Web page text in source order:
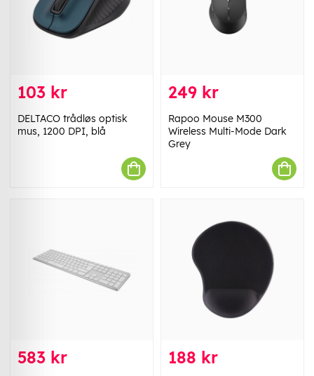
103 kr
DELTACO trådløs optisk
mus, 1200 DPI, blå
249 kr
Rapoo Mouse M300
Wireless Multi-Mode Dark
Grey
583 kr 188 kr